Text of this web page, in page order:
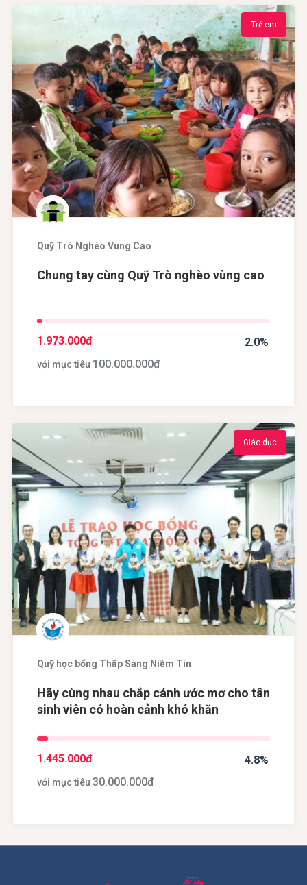
Trẻ em
Quỹ Trò Nghèo Vùng Cao
Chung tay cùng Quỹ Trò nghèo vùng cao
2.0%
1.973.000đ
với mục tiêu 100.000.000đ
Giáo dục
Quỹ học bổng Thắp Sáng Niềm Tin
Hãy cùng nhau chắp cánh ước mơ cho tân
sinh viên có hoàn cảnh khó khăn
4.8%
1.445.000đ
với mục tiêu 30.000.000đ